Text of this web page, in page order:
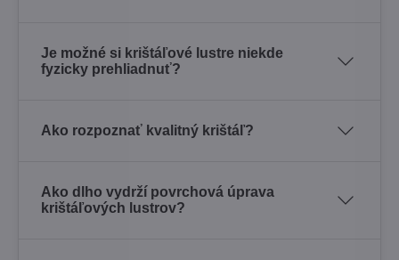
Je možné si krištáľové lustre niekde
fyzicky prehliadnuť?
Ako rozpoznať kvalitný krištáľ?
Ako dlho vydrží povrchová úprava
krištáľových lustrov?